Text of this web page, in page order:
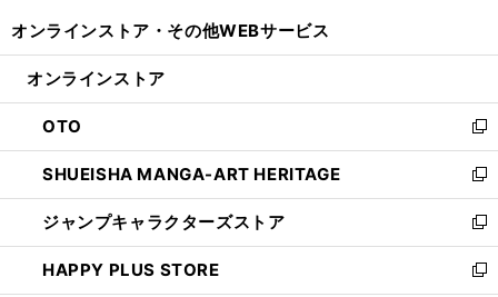
開
ン
ウ
で
開
く
ウ
ン
ド
ウ
で
開
く
オンラインストア・ その他WEBサービス
オンラインストア
OTO
新
し
い
ウ
ィ
ン
ド
SHUEISHA MANGA-ART HERITAGE
新
し
い
ウ
ィ
ジャンプキャラクターズストア
新
し
い
HAPPY PLUS STORE
新